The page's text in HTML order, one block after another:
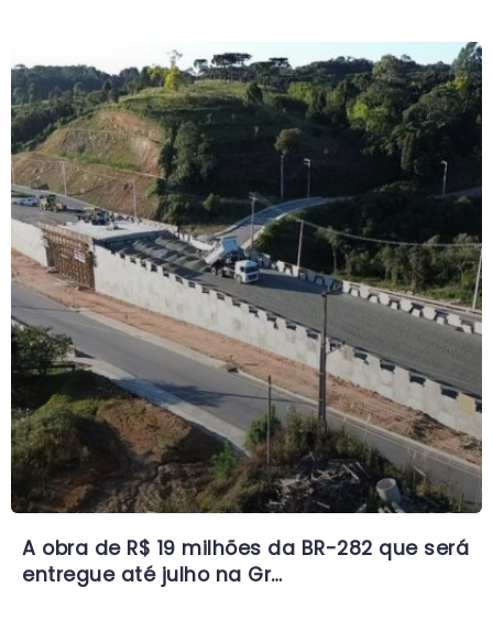
A obra de R$ 19 milhões da BR-282 que será
entregue até julho na Gr…